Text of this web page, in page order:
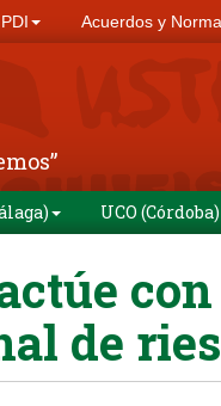
PDI Acuerdos y
UCO (Córdoba)
de